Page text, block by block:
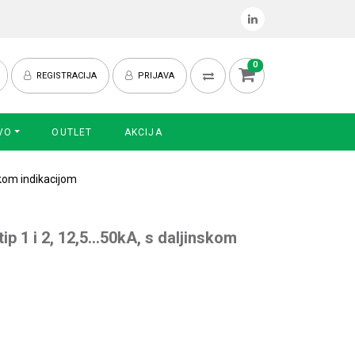
REGISTRACIJA PRIJAVA
0
OUTLET AKCIJA
indikacijom
1 i 2, 12,5…50kA, s daljinskom